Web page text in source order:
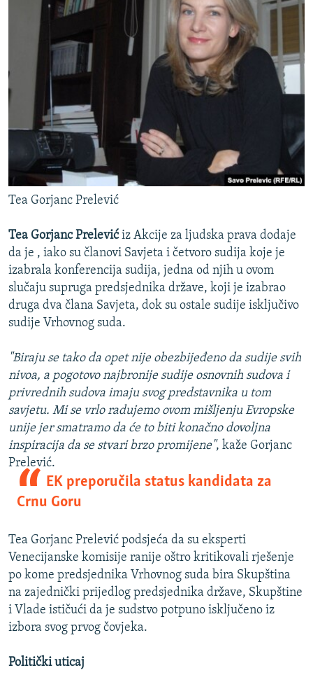
Tea Gorjanc Prelević
Tea Gorjanc Prelevićiz Akcije za ljudska prava dodaje
da je , iako su članovi Savjeta i četvoro sudija koje je
izabrala konferencija sudija, jedna od njih u ovom
slučaju supruga predsjednika države, koji je izabrao
druga dva člana Savjeta, dok su ostale sudije isključivo
sudije Vrhovnog suda.
"Biraju se tako da opet nije obezbijeđeno da sudije svih
nivoa, a pogotovo najbronije sudije osnovnih sudova i
privrednih sudova imaju svog predstavnika u tom
savjetu. Mi se vrlo radujemo ovom mišljenju Evropske
unije jer smatramo da će to biti konačno dovoljna
inspiracija da se stvari brzo promijene", kaže Gorjanc
Prelević.
EK preporučila status kandidata za
Crnu Goru
Tea Gorjanc Prelević podsjeća da su eksperti
Venecijanske komisije ranije oštro kritikovali rješenje
po kome predsjednika Vrhovnog suda bira Skupština
na zajednički prijedlog predsjednika države, Skupštine
i Vlade ističući da je sudstvo potpuno isključeno iz
izbora svog prvog čovjeka.
Politički uticaj